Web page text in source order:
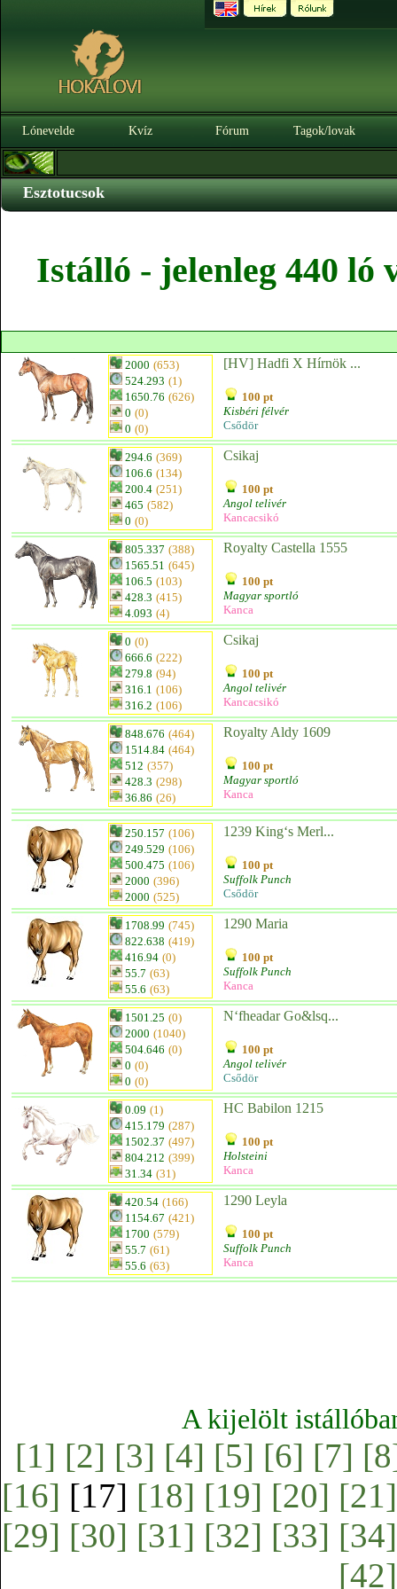
Lónevelde Kvíz Fórum Tagok/lovak
Esztotucsok
Istálló - jelenleg 440 ló
2000 (653)
524.293 (1)
1650.76 (626)
0 (0)
0 (0)
[HV] Hadfi X Hírnök ...
100 pt
Kisbéri félvér
Csődör
294.6 (369)
106.6 (134)
200.4 (251)
465 (582)
0 (0)
Csikaj
100 pt
Angol telivér
Kancacsikó
805.337 (388)
1565.51 (645)
106.5 (103)
428.3 (415)
4.093 (4)
Royalty Castella 1555
100 pt
Magyar sportló
Kanca
0 (0)
666.6 (222)
279.8 (94)
316.1 (106)
316.2 (106)
Csikaj
100 pt
Angol telivér
Kancacsikó
848.676 (464)
1514.84 (464)
512 (357)
428.3 (298)
36.86 (26)
Royalty Aldy 1609
100 pt
Magyar sportló
Kanca
250.157 (106)
249.529 (106)
500.475 (106)
2000 (396)
2000 (525)
1239 King‘s Merl...
100 pt
Suffolk Punch
Csődör
1708.99 (745)
822.638 (419)
416.94 (0)
55.7 (63)
55.6 (63)
1290 Maria
100 pt
Suffolk Punch
Kanca
1501.25 (0)
2000 (1040)
504.646 (0)
0 (0)
0 (0)
N‘fheadar Go&lsq...
100 pt
Angol telivér
Csődör
0.09 (1)
415.179 (287)
1502.37 (497)
804.212 (399)
31.34 (31)
HC Babilon 1215
100 pt
Holsteini
Kanca
420.54 (166)
1154.67 (421)
1700 (579)
55.7 (61)
55.6 (63)
1290 Leyla
100 pt
Suffolk Punch
Kanca
A kijelölt
[1] [2] [3] [4] [5] [6] [7]
[16] [17] [18] [19] [20] [21]
[29] [30] [31] [32] [33] [34]
[42]